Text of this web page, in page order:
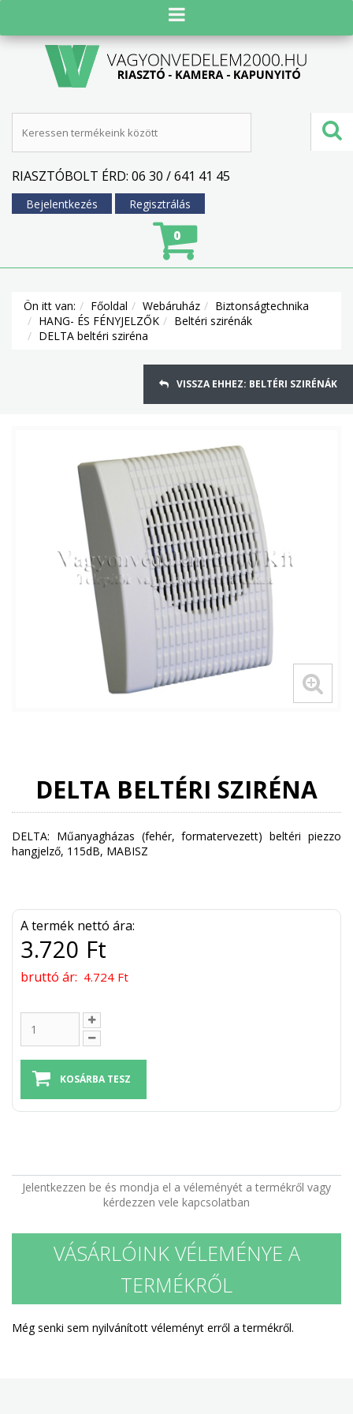
RIASZTÓBOLT ÉRD: 06 30 / 641 41 45
Bejelentkezés Regisztrálás
0
Ön itt van: Főoldal Webáruház
Biztonságtechnika
HANG- ÉS FÉNYJELZŐK
Beltéri szirénák
DELTA beltéri sziréna
VISSZA EHHEZ: BELTÉRI SZIRÉNÁK
DELTA BELTÉRI SZIRÉNA
DELTA: Műanyagházas (fehér, formatervezett) beltéri piezzo
hangjelző, 115dB, MABISZ
A termék nettó ára:
3.720 Ft
bruttó ár: 4.724 Ft
Jelentkezzen be és mondja el a véleményét a termékről vagy
kérdezzen vele kapcsolatban
VÁSÁRLÓINK VÉLEMÉNYE A
TERMÉKRŐL
Még senki sem nyilvánított véleményt erről a termékről.